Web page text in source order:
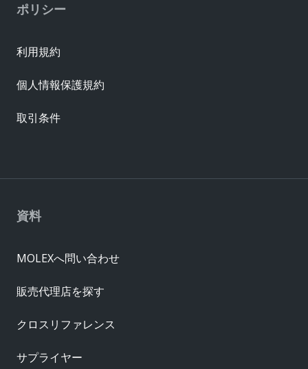
資料
MOLEXへ問い合わせ
販売代理店を探す
クロスリファレンス
サプライヤー
ポリシー
利用規約
個人情報保護規約
取引条件